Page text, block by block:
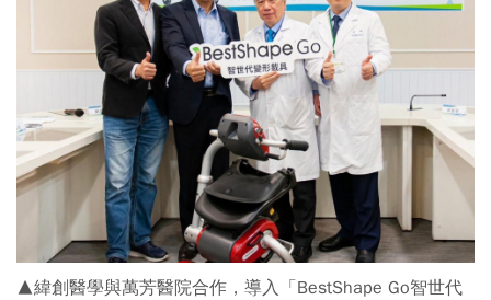
▲緯創醫學與萬芳醫院合作，導入「BestShape Go智世代